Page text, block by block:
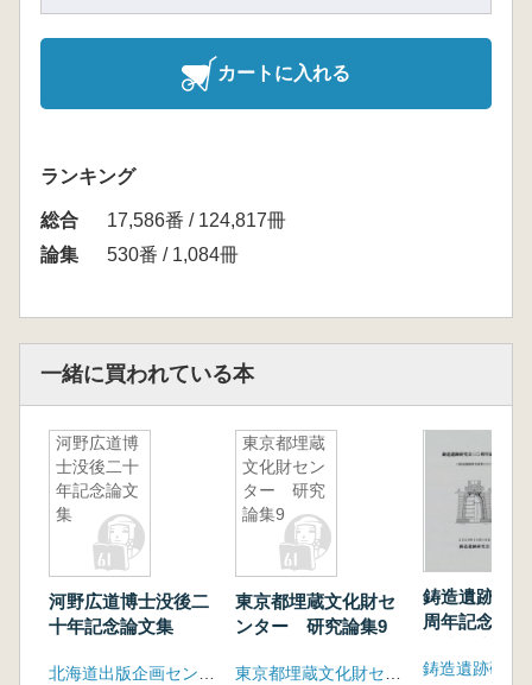
カートに入れる
ランキング
総合
17,586番 / 124,817冊
論集
530番 / 1,084冊
一緒に買われている本
河野広道博
士没後二十
年記念論文
集
河野広道博士没後二
十年記念論文集
東京都埋蔵
文化財セン
ター 研究
論集9
東京都埋蔵文化財セ
ンター 研究論集9
鋳造遺跡研
周年記念論
鋳造遺跡研究